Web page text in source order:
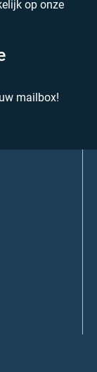
op onze
mailbox!